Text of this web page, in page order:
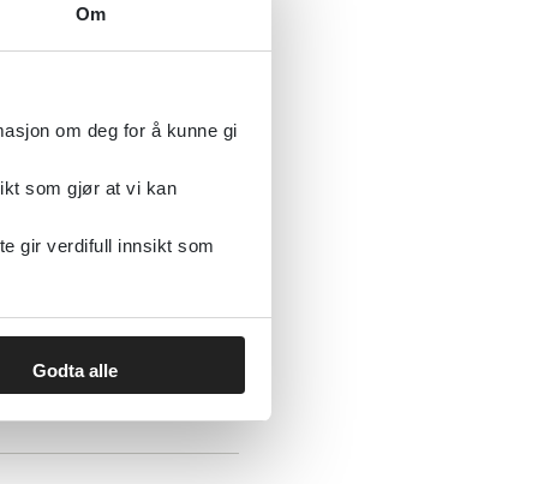
Om
om deg for å kunne gi
som gjør at vi kan
gir verdifull innsikt som
Godta alle
av Alzheimers